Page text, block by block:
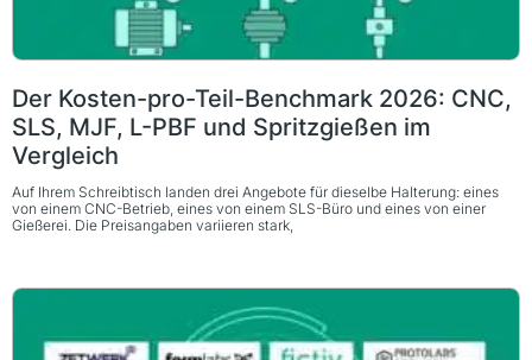
Der Kosten-pro-Teil-Benchmark 2026: CNC,
SLS, MJF, L-PBF und Spritzgießen im
Vergleich
Auf Ihrem Schreibtisch landen drei Angebote für dieselbe Halterung: eines
von einem CNC-Betrieb, eines von einem SLS-Büro und eines von einer
Gießerei. Die Preisangaben variieren stark,